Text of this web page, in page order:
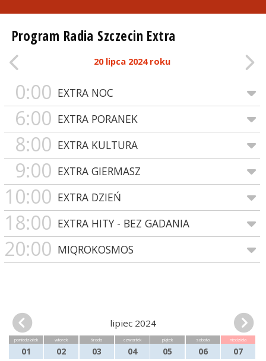
Program Radia Szczecin Extra
20 lipca 2024 roku
0:00 EXTRA NOC
6:00 EXTRA PORANEK
8:00 EXTRA KULTURA
9:00 EXTRA GIERMASZ
10:00 EXTRA DZIEŃ
18:00 EXTRA HITY - BEZ GADANIA
20:00 MIQROKOSMOS
lipiec 2024
poniedziałek
01
wtorek
02
środa
03
czwartek
04
piątek
05
sobota
06
niedziela
07